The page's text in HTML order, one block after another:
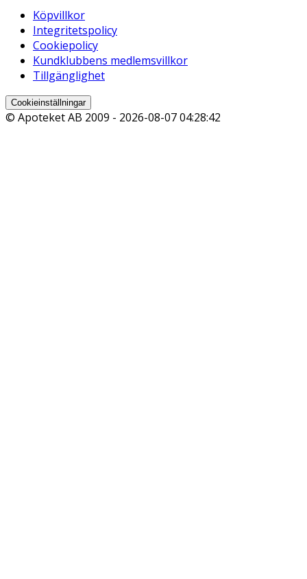
Köpvillkor
Integritetspolicy
Cookiepolicy
Kundklubbens medlemsvillkor
Tillgänglighet
Cookieinställningar
© Apoteket AB 2009 - 2026-08-07 04:28:42